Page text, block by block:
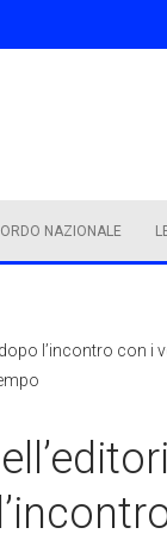
NAZIONALE
l’incontro con i